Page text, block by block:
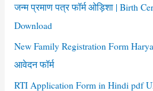
:
जन्म प्रमाण पत्र फॉर्म ओड़िशा | Birth
Download
New Family Registration Form
आवेदन फॉर्म
RTI Application Form in Hindi pdf